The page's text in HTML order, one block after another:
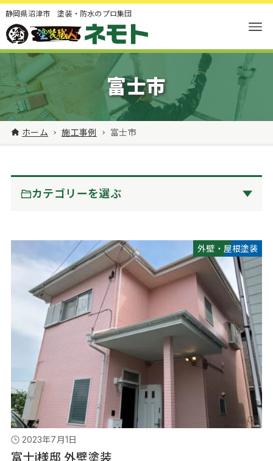
静岡県沼津市 塗装・防水のプロ集団
富士市
ホーム 施工事例 富士市
カテゴリーを選ぶ
富士i様邸 外壁塗装
2023年7月1日
外壁・屋根塗装